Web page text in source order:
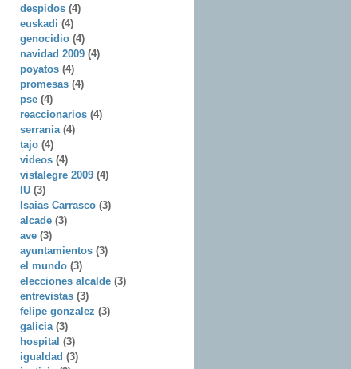
despidos (4)
euskadi (4)
genocidio (4)
navidad 2009 (4)
poyatos (4)
promesas (4)
pse (4)
reaccionarios (4)
serrania (4)
tajo (4)
videos (4)
vistalegre 2009 (4)
IU (3)
Isaias Carrasco (3)
alcade (3)
ave (3)
ayuntamientos (3)
el mundo (3)
elecciones alcalde (3)
entrevistas (3)
felipe gonzalez (3)
galicia (3)
hospital (3)
igualdad (3)